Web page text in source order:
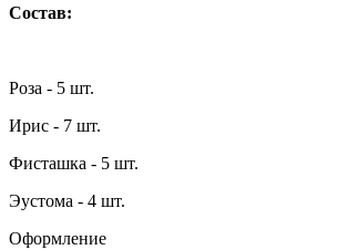
Состав:
Роза - 5 шт.
Ирис - 7 шт.
Фисташка - 5 шт.
Эустома - 4 шт.
Оформление